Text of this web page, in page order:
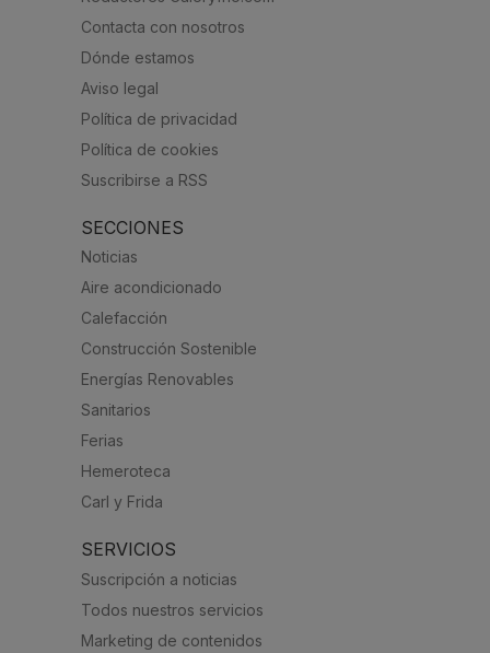
Contacta con nosotros
Dónde estamos
Aviso legal
Política de privacidad
Política de cookies
Suscribirse a RSS
SECCIONES
Noticias
Aire acondicionado
Calefacción
Construcción Sostenible
Energías Renovables
Sanitarios
Ferias
Hemeroteca
Carl y Frida
SERVICIOS
Suscripción a noticias
Todos nuestros servicios
Marketing de contenidos